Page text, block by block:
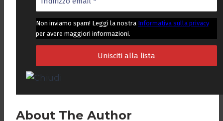
Non inviamo spam! Leggi la nostra Informativa sulla privacy
per avere maggiori informazioni.
About The Author